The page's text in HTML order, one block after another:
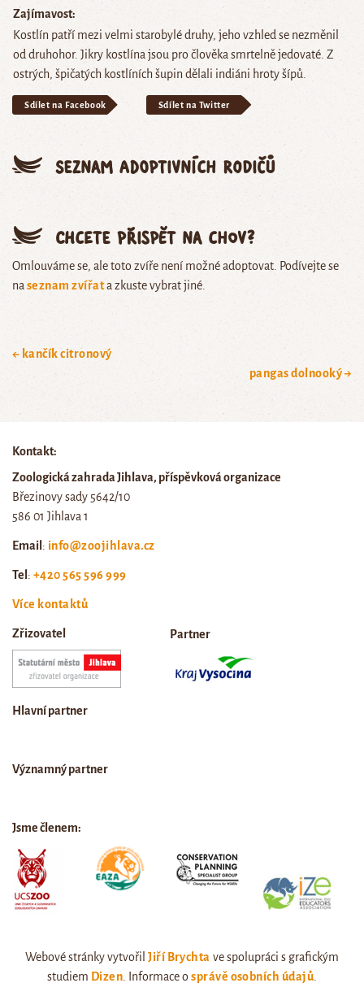
Zajímavost
Kostlín patří mezi velmi starobylé druhy, jeho vzhled se nezměnil
od druhohor. Jikry kostlína jsou pro člověka smrtelně jedovaté. Z
ostrých, špičatých kostlíních šupin dělali indiáni hroty šípů.
Sdílet na Facebook Sdílet na Twitter
Seznam adoptivních rodičů
Chcete přispět na chov?
Omlouváme se, ale toto zvíře není možné adoptovat. Podívejte se
na seznam zvířata zkuste vybrat jiné.
← kančík citronový
pangas dolnooký →
Kontakt:
Zoologická zahrada Jihlava, příspěvková organizace
Březinovy sady 5642/10
586 01 Jihlava 1
Email : info@zoojihlava.cz
Tel : +420 565 596 999
Více kontaktů
Zřizovatel Partner
Hlavní partner
Významný partner
Jsme členem:
Webové stránky vytvořilJiří Brychta ve spolupráci s grafickým
studiem Dizen . Informace osprávě osobních údajů